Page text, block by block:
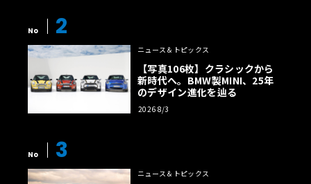
No 2
ニュース＆トピックス
【写真106枚】クラシックから
新時代へ。BMW製MINI、25年
のデザイン進化を辿る
2026 8/3
No 3
ニュース＆トピックス